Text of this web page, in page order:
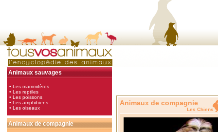
Animaux sauvages
• Les mammifères
• Les reptiles
• Les poissons
• Les amphibiens
• Les oiseaux
Animaux de compagnie
Animaux de compagnie
Les